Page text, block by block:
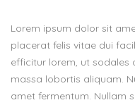
Lorem ipsum dolor sit
placerat felis vitae dui
efficitur lorem, ut sodales
massa lobortis aliquam.
amet fermentum. Nullam